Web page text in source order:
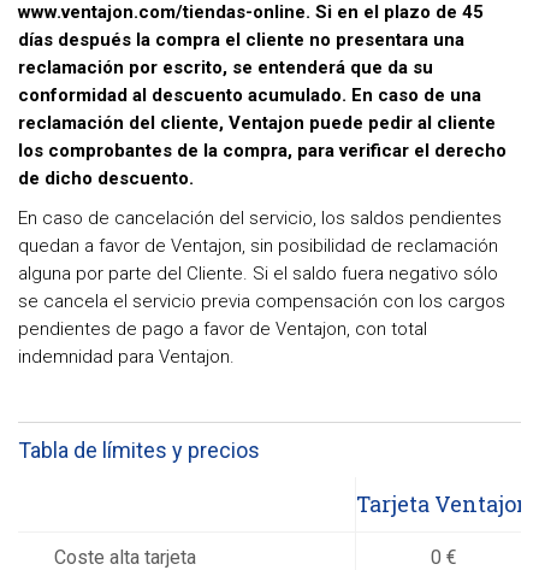
www.ventajon.com/tiendas-online. Si en el plazo de 45
días después la compra el cliente no presentara una
reclamación por escrito, se entenderá que da su
conformidad al descuento acumulado. En caso de una
reclamación del cliente, Ventajon puede pedir al cliente
los comprobantes de la compra, para verificar el derecho
de dicho descuento.
En caso de cancelación del servicio, los saldos pendientes
quedan a favor de Ventajon, sin posibilidad de reclamación
alguna por parte del Cliente. Si el saldo fuera negativo sólo
se cancela el servicio previa compensación con los cargos
pendientes de pago a favor de Ventajon, con total
indemnidad para Ventajon.
Tabla de límites y precios
Tarjeta Ventajon
Coste alta tarjeta 0 €